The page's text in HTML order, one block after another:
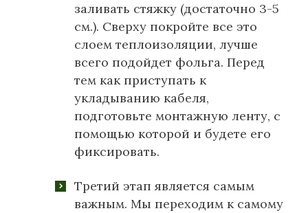
заливать стяжку (достаточно 3-5
см.). Сверху покройте все это
слоем теплоизоляции, лучше
всего подойдет фольга. Перед
тем как приступать к
укладыванию кабеля,
подготовьте монтажную ленту, с
помощью которой и будете его
фиксировать.
Третий этап является самым
важным. Мы переходим к самому